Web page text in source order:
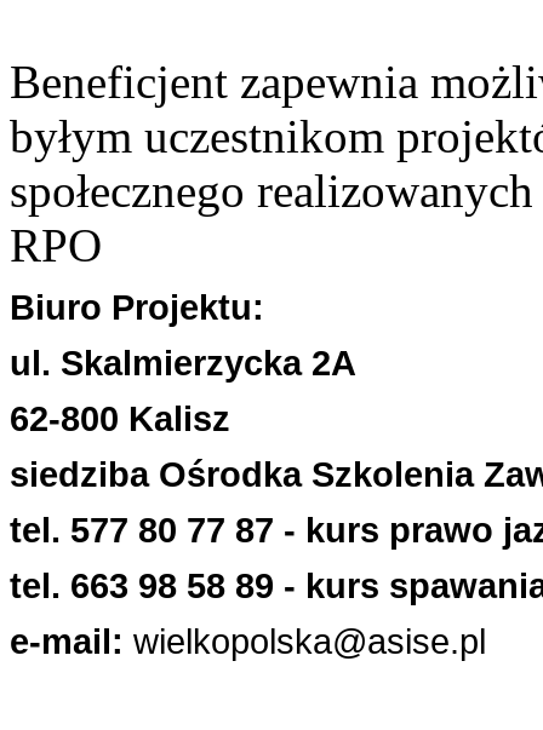
Beneficjent zapewnia
byłym uczestnikom
społecznego
RPO
Biuro Projektu:
ul. Skalmierzycka 2A
62-800 Kalisz
siedziba Ośrodka Szkolenia
tel. 577 80 77 87 - kurs prawo
tel. 663 98 58 89 - kurs
e-mail: wielkopolska@asise.pl